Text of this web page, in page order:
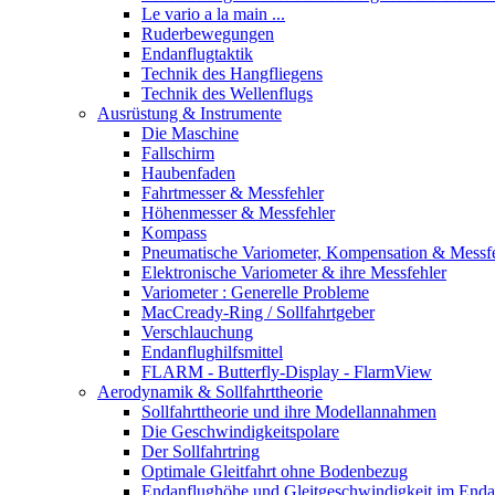
Le vario a la main ...
Ruderbewegungen
Endanflugtaktik
Technik des Hangfliegens
Technik des Wellenflugs
Ausrüstung & Instrumente
Die Maschine
Fallschirm
Haubenfaden
Fahrtmesser & Messfehler
Höhenmesser & Messfehler
Kompass
Pneumatische Variometer, Kompensation &
Elektronische Variometer & ihre Messfehler
Variometer : Generelle Probleme
MacCready-Ring / Sollfahrtgeber
Verschlauchung
Endanflughilfsmittel
FLARM - Butterfly-Display - FlarmView
Aerodynamik & Sollfahrttheorie
Sollfahrttheorie und ihre Modellannahmen
Die Geschwindigkeitspolare
Der Sollfahrtring
Optimale Gleitfahrt ohne Bodenbezug
Endanflughöhe und Gleitgeschwindigkeit im